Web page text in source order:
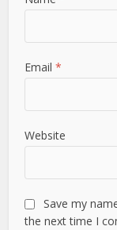
Email*
Website
Save my
the next time I